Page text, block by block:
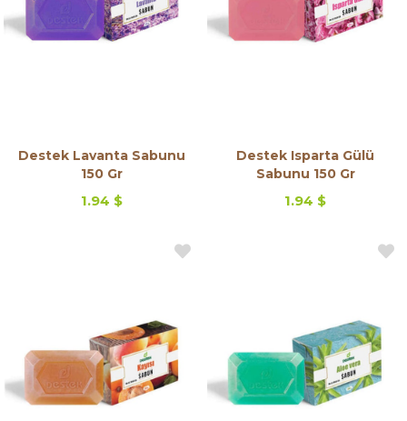
Destek Lavanta Sabunu
150 Gr
1.94 $
Destek Isparta Gülü
Sabunu 150 Gr
1.94 $